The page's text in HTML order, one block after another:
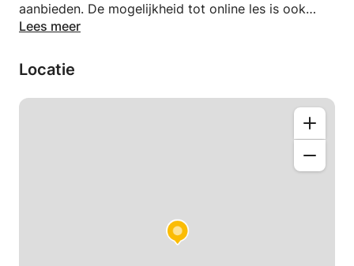
aanbieden. De mogelijkheid tot online les is ook
aanwezig.
Lees meer
Locatie